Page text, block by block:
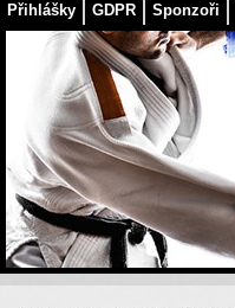
Přihlášky
GDPR Sponzoři